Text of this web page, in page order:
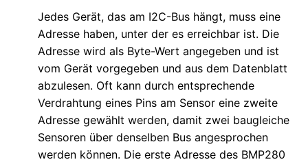
Jedes Gerät, das am I2C-Bus hängt, muss eine
Adresse haben, unter der es erreichbar ist. Die
Adresse wird als Byte-Wert angegeben und ist
vom Gerät vorgegeben und aus dem Datenblatt
abzulesen. Oft kann durch entsprechende
Verdrahtung eines Pins am Sensor eine zweite
Adresse gewählt werden, damit zwei baugleiche
Sensoren über denselben Bus angesprochen
werden können. Die erste Adresse des BMP280